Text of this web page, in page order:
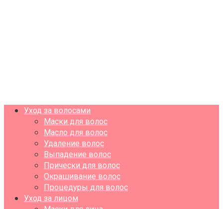
Уход за волосами
Маски для волос
Масло для волос
Удаление волос
Выпадение волос
Прически для волос
Окрашивание волос
Процедуры для волос
Уход за лицом